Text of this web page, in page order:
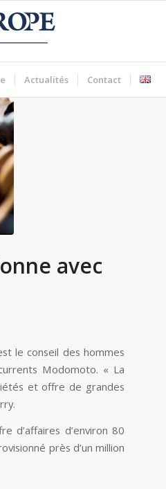
Actualités Contact
avec
le conseil des hommes
Modomoto. « La
et offre de grandes
d’affaires d’environ 80
près d’un million